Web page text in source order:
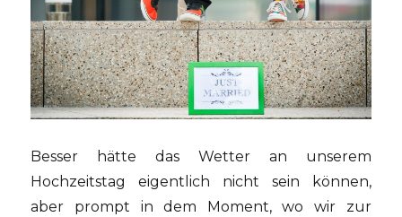
Besser hätte das Wetter an unserem
Hochzeitstag eigentlich nicht sein können,
aber prompt in dem Moment, wo wir zur